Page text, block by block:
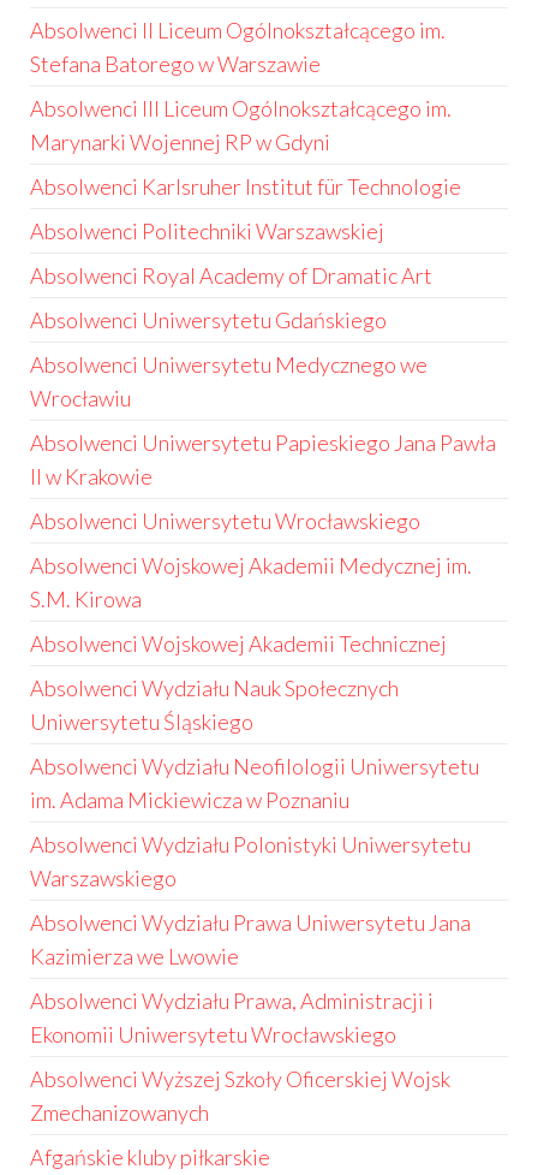
Absolwenci II Liceum Ogólnokształcącego im.
Stefana Batorego w Warszawie
Absolwenci III Liceum Ogólnokształcącego im.
Marynarki Wojennej RP w Gdyni
Absolwenci Karlsruher Institut für Technologie
Absolwenci Politechniki Warszawskiej
Absolwenci Royal Academy of Dramatic Art
Absolwenci Uniwersytetu Gdańskiego
Absolwenci Uniwersytetu Medycznego we
Wrocławiu
Absolwenci Uniwersytetu Papieskiego Jana Pawła
II w Krakowie
Absolwenci Uniwersytetu Wrocławskiego
Absolwenci Wojskowej Akademii Medycznej im.
S.M. Kirowa
Absolwenci Wojskowej Akademii Technicznej
Absolwenci Wydziału Nauk Społecznych
Uniwersytetu Śląskiego
Absolwenci Wydziału Neofilologii Uniwersytetu
im. Adama Mickiewicza w Poznaniu
Absolwenci Wydziału Polonistyki Uniwersytetu
Warszawskiego
Absolwenci Wydziału Prawa Uniwersytetu Jana
Kazimierza we Lwowie
Absolwenci Wydziału Prawa, Administracji i
Ekonomii Uniwersytetu Wrocławskiego
Absolwenci Wyższej Szkoły Oficerskiej Wojsk
Zmechanizowanych
Afgańskie kluby piłkarskie